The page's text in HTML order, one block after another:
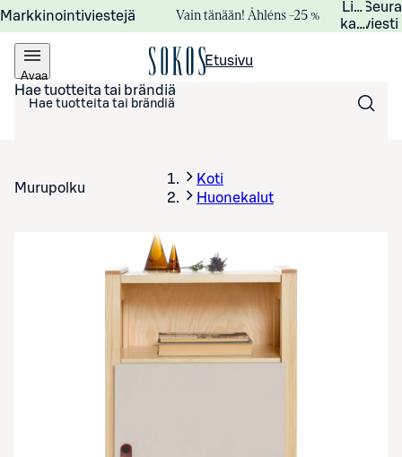
Markkinointiviestejä Vain tänään! Åhléns –25 %
viesti
Avaa
valikko
Etusivu
Hae tuotteita tai brändiä
Murupolku
Koti
Huonekalut